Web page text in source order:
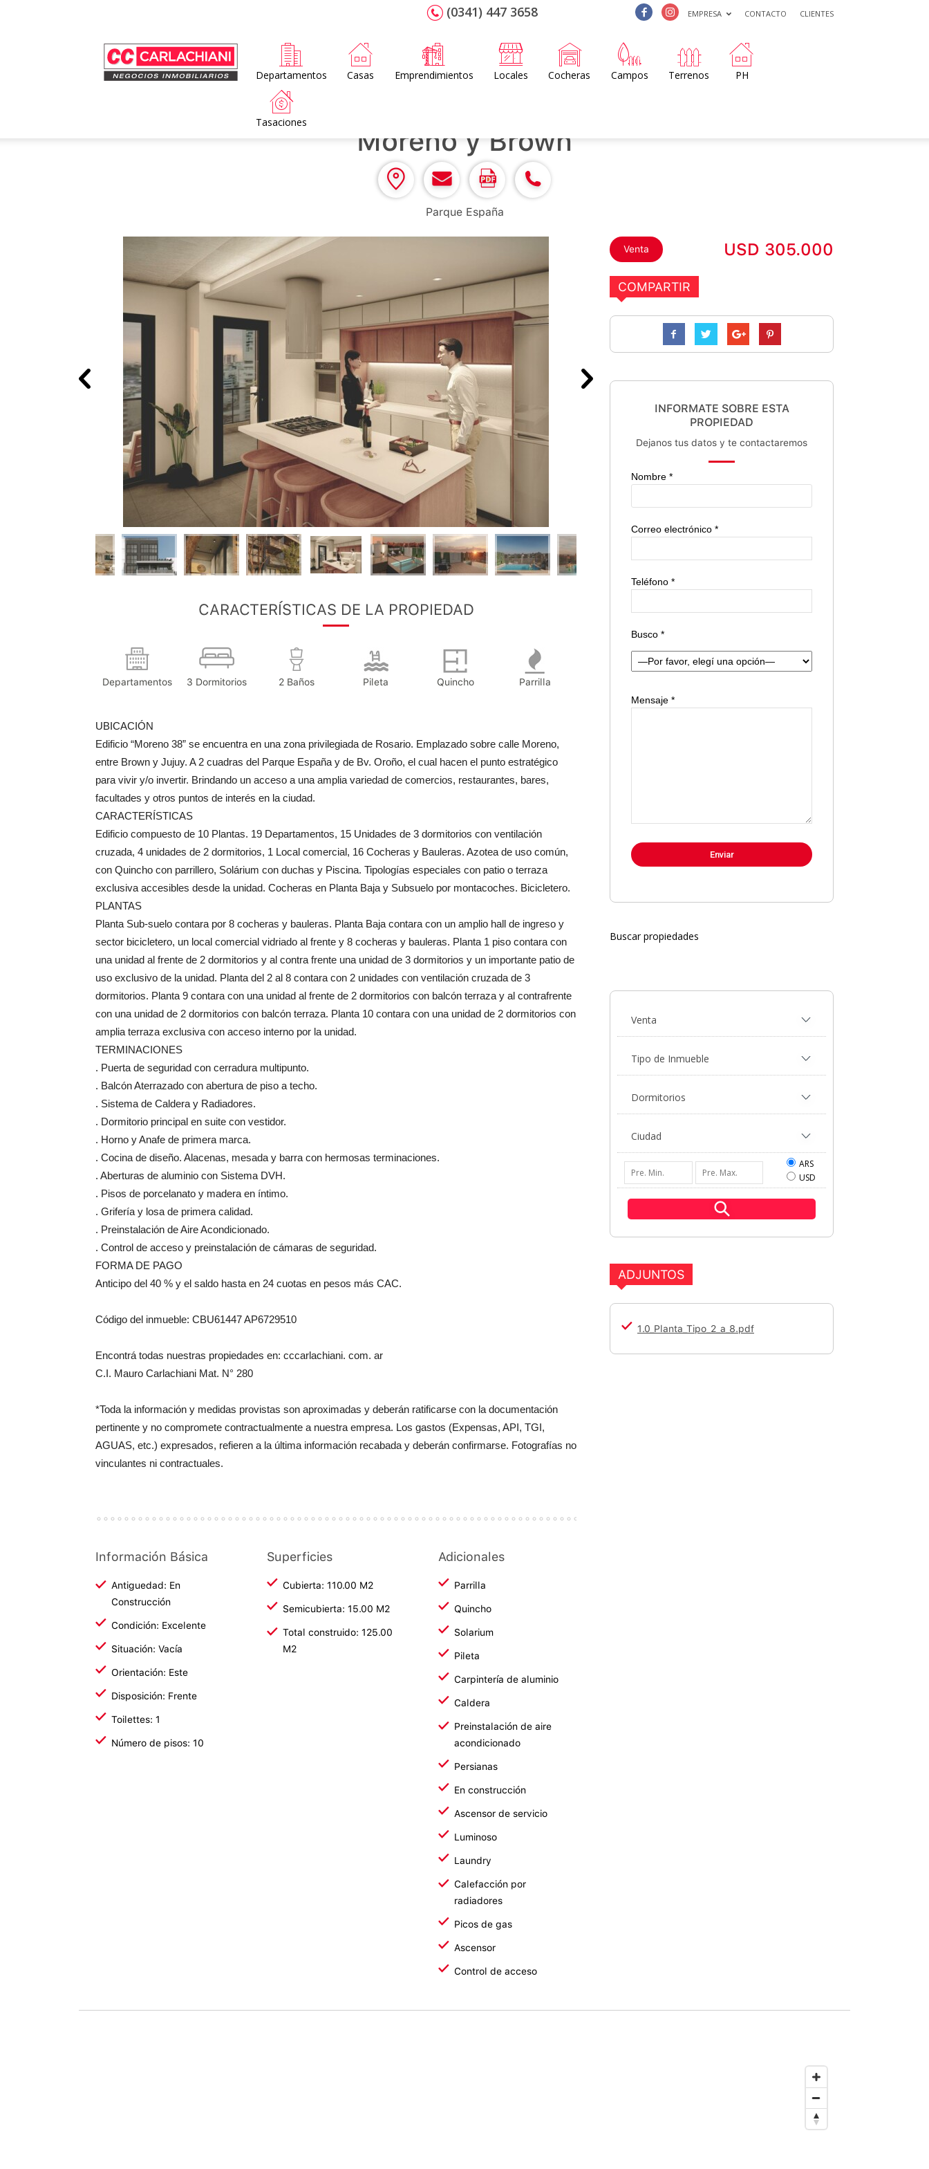
(0341) 447 3658 EMPRESA CONTACTO CLIENTES
Home
Departamentos Casas Emprendimientos Locales Cocheras Campos Terrenos PH
Tasaciones
Moreno y Brown
Parque España
CARACTERÍSTICAS DE LA PROPIEDAD
Departamentos 3 Dormitorios 2 Baños Pileta Quincho Parrilla
UBICACIÓN
Edificio “Moreno 38” se encuentra en una zona privilegiada de Rosario. Emplazado sobre calle Moreno,
entre Brown y Jujuy. A 2 cuadras del Parque España y de Bv. Oroño, el cual hacen el punto estratégico
para vivir y/o invertir. Brindando un acceso a una amplia variedad de comercios, restaurantes, bares,
facultades y otros puntos de interés en la ciudad.
CARACTERÍSTICAS
Edificio compuesto de 10 Plantas. 19 Departamentos, 15 Unidades de 3 dormitorios con ventilación
cruzada, 4 unidades de 2 dormitorios, 1 Local comercial, 16 Cocheras y Bauleras. Azotea de uso común,
con Quincho con parrillero, Solárium con duchas y Piscina. Tipologías especiales con patio o terraza
exclusiva accesibles desde la unidad. Cocheras en Planta Baja y Subsuelo por montacoches. Bicicletero.
PLANTAS
Planta Sub-suelo contara por 8 cocheras y bauleras. Planta Baja contara con un amplio hall de ingreso y
sector bicicletero, un local comercial vidriado al frente y 8 cocheras y bauleras. Planta 1 piso contara con
una unidad al frente de 2 dormitorios y al contra frente una unidad de 3 dormitorios y un importante patio de
uso exclusivo de la unidad. Planta del 2 al 8 contara con 2 unidades con ventilación cruzada de 3
dormitorios. Planta 9 contara con una unidad al frente de 2 dormitorios con balcón terraza y al contrafrente
con una unidad de 2 dormitorios con balcón terraza. Planta 10 contara con una unidad de 2 dormitorios con
amplia terraza exclusiva con acceso interno por la unidad.
TERMINACIONES
. Puerta de seguridad con cerradura multipunto.
. Balcón Aterrazado con abertura de piso a techo.
. Sistema de Caldera y Radiadores.
. Dormitorio principal en suite con vestidor.
. Horno y Anafe de primera marca.
. Cocina de diseño. Alacenas, mesada y barra con hermosas terminaciones.
. Aberturas de aluminio con Sistema DVH.
. Pisos de porcelanato y madera en íntimo.
. Grifería y losa de primera calidad.
. Preinstalación de Aire Acondicionado.
. Control de acceso y preinstalación de cámaras de seguridad.
FORMA DE PAGO
Anticipo del 40 % y el saldo hasta en 24 cuotas en pesos más CAC.
Código del inmueble: CBU61447 AP6729510
Encontrá todas nuestras propiedades en: cccarlachiani. com. ar
C.I. Mauro Carlachiani Mat. N° 280
*Toda la información y medidas provistas son aproximadas y deberán ratificarse con la documentación
pertinente y no compromete contractualmente a nuestra empresa. Los gastos (Expensas, API, TGI,
AGUAS, etc.) expresados, refieren a la última información recabada y deberán confirmarse. Fotografías no
vinculantes ni contractuales.
Información Básica
Antiguedad: En
Construcción
Condición: Excelente
Situación: Vacía
Orientación: Este
Disposición: Frente
Toilettes: 1
Número de pisos: 10
Superficies
Cubierta: 110.00 M2
Semicubierta: 15.00 M2
Total construido: 125.00
M2
Adicionales
Parrilla
Quincho
Solarium
Pileta
Carpintería de aluminio
Caldera
Preinstalación de aire
acondicionado
Persianas
En construcción
Ascensor de servicio
Luminoso
Laundry
Calefacción por
radiadores
Picos de gas
Ascensor
Control de acceso
Venta USD 305.000
COMPARTIR
INFORMATE SOBRE ESTA
PROPIEDAD
Dejanos tus datos y te contactaremos
Nombre *
Correo electrónico *
Teléfono *
Busco *
Mensaje *
Buscar propiedades
ARS
USD
ADJUNTOS
1.0_Planta_Tipo_2_a_8.pdf